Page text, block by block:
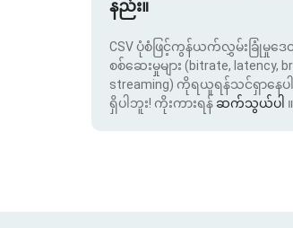
နည်း။
CSV ပုံစံဖြင့်ကွန်ယက်လွှမ်းခြုံမှုဒ
စစ်ဆေးမှုများ (bitrate, latency,
streaming) ကိုရယူရန်သင်ရှာနေပ
ရှိပါဘူး! ကိုးကားရန်ဆက်သွယ်ပါ ။